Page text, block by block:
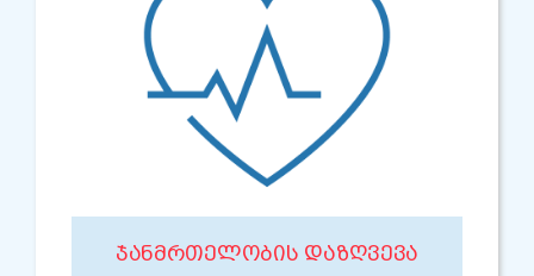
ᲯᲐᲜᲛᲠᲗᲔᲚᲝᲑᲘᲡ ᲓᲐᲖᲦᲕᲔᲕᲐ